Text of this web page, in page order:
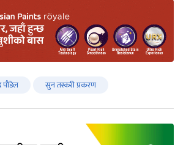
पौडेल सुन तस्करी प्रकरण